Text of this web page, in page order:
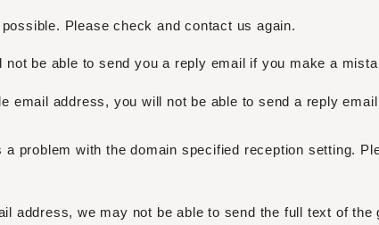
Please check and contact us again.
not be able to send you a reply email if you make a
email address, you will not be able to send a reply
problem with the domain specified reception setting.
address, we may not be able to send the full text of the